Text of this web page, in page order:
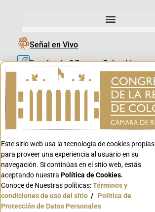
Señal en Vivo
Facebook_@CamaraColombia
Instagram_@CamaraColombia
X_@CamaraColombia
Youtube_@CamaraColombia
Youtube_@CanalCongreso
Este sitio web usa la tecnología de cookies propias
para proveer una experiencia al usuario en su
navegación. Si continúas en el sitio web, estás
aceptando nuestra Política de Cookies.
Conoce de Nuestras políticas:Términos y
condiciones de uso del sitio / Política de
Protección de Datos Personales